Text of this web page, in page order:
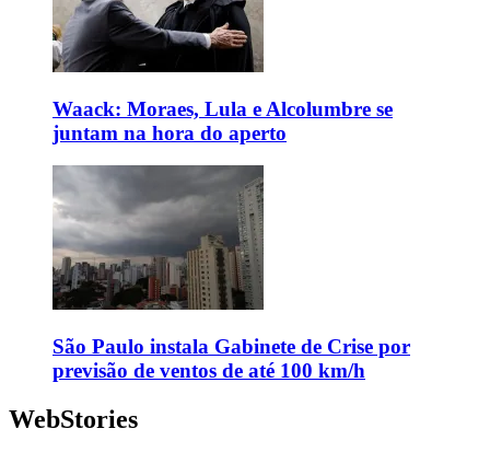
Waack: Moraes, Lula e Alcolumbre se
juntam na hora do aperto
São Paulo instala Gabinete de Crise por
previsão de ventos de até 100 km/h
WebStories